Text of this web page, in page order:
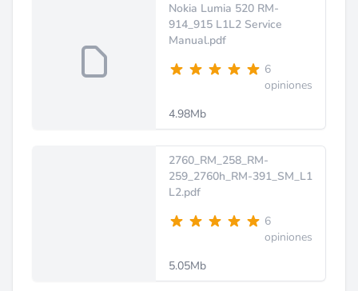
Nokia Lumia 520 RM-
914_915 L1L2 Service
Manual.pdf
6
opiniones
4.98Mb
2760_RM_258_RM-
259_2760h_RM-391_SM_L1
L2.pdf
6
opiniones
5.05Mb